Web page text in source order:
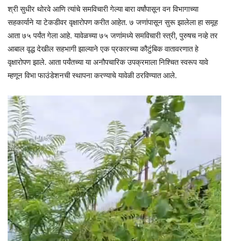
श्री सुधीर थोरवे आणि त्यांचे समविचारी गेल्या बारा वर्षांपासून वन विभागाच्या
सहकार्याने या टेकडीवर वृक्षारोपण करीत आहेत. ७ जणांपासून सुरू झालेला हा समूह
आता ७५ पर्यंत गेला आहे. यावेळच्या ७५ जणांमध्ये समविचारी स्त्री, पुरुषच नव्हे तर
आबाल वृद्ध देखील सहभागी झाल्याने एक प्रकारच्या कौटुंबिक वातावरणात हे
वृक्षारोपण झाले. आता पर्यंतच्या या अनौपचारिक उपक्रमाला निश्चित स्वरूप यावे
म्हणून विभा फाउंडेशनची स्थापना करण्याचे यावेळी ठरविण्यात आले.